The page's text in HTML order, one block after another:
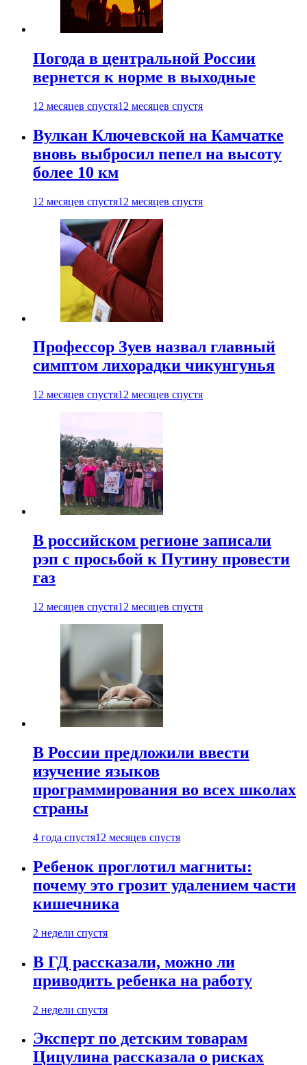
Погода в центральной России
вернется к норме в выходные
12 месяцев спустя12 месяцев спустя
Вулкан Ключевской на Камчатке
вновь выбросил пепел на высоту
более 10 км
12 месяцев спустя12 месяцев спустя
Профессор Зуев назвал главный
симптом лихорадки чикунгунья
12 месяцев спустя12 месяцев спустя
В российском регионе записали
рэп с просьбой к Путину провести
газ
12 месяцев спустя12 месяцев спустя
В России предложили ввести
изучение языков
программирования во всех школах
страны
4 года спустя12 месяцев спустя
Ребенок проглотил магниты:
почему это грозит удалением части
кишечника
2 недели спустя
В ГД рассказали, можно ли
приводить ребенка на работу
2 недели спустя
Эксперт по детским товарам
Цицулина рассказала о рисках